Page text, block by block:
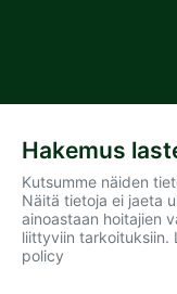
Hakemus
Kutsumme näiden
Näitä tietoja ei jaeta
ainoastaan hoitajien
liittyviin tarkoituksiin.
policy